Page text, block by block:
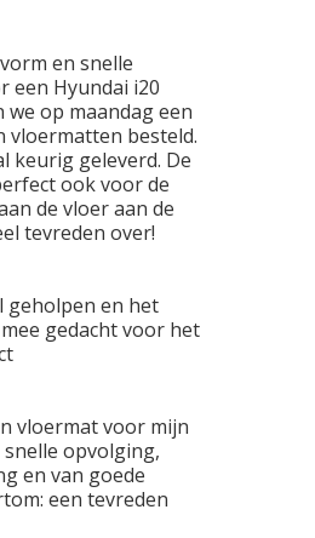
en snelle
een Hyundai i20
we op maandag een
vloermatten besteld.
keurig geleverd. De
ook voor de
de vloer aan de
tevreden over!
geholpen en het
gedacht voor het
vloermat voor mijn
opvolging,
en van goede
een tevreden